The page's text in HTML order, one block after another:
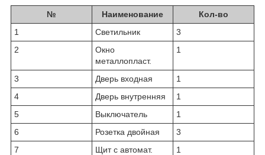
№ Наименование
Кол-во
1
Светильник
3
2
Окно
металлопласт.
1
3 Дверь входная
1
4
Дверь внутренняя
1
5
Выключатель
1
6
Розетка двойная
3
7
Щит с автомат.
1